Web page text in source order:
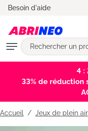
principal
Besoin d'aide
4 :
33% de réduction
Accueil Jeux de plein air